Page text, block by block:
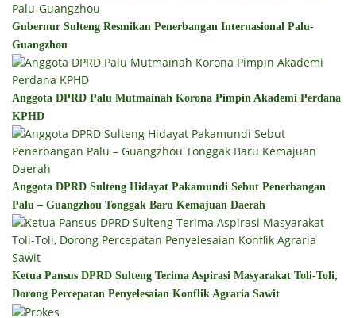
Gubernur Sulteng Resmikan Penerbangan Internasional Palu-
Guangzhou
Anggota DPRD Palu Mutmainah Korona Pimpin Akademi Perdana
KPHD
Anggota DPRD Sulteng Hidayat Pakamundi Sebut Penerbangan
Palu – Guangzhou Tonggak Baru Kemajuan Daerah
Ketua Pansus DPRD Sulteng Terima Aspirasi Masyarakat Toli-Toli,
Dorong Percepatan Penyelesaian Konflik Agraria Sawit